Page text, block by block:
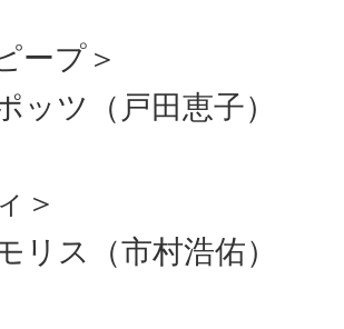
ープ＞
ッツ（戸田恵子）
＞
リス（市村浩佑）